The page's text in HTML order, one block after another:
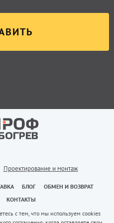
Проектирование и монтаж
БЛОГ
ОБМЕН И ВОЗВРАТ
КОНТАКТЫ
с тем, что мы используем cookies